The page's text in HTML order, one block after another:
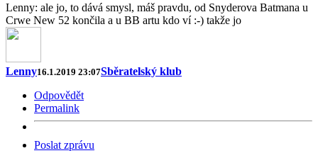
Lenny: ale jo, to dává smysl, máš pravdu, od Snyderova Batmana u
Crwe New 52 končila a u BB artu kdo ví :-) takže jo
Lenny16.1.2019 23:07Sběratelský klub
Odpovědět
Permalink
Poslat zprávu